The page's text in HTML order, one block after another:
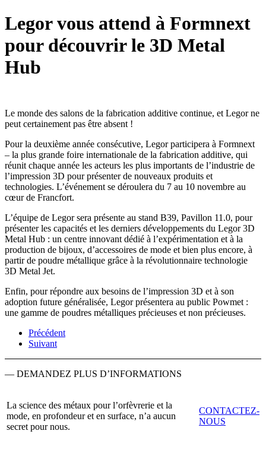
Legor vous attend à Formnext
pour découvrir le 3D Metal
Hub
Le monde des salons de la fabrication additive continue, et Legor ne
peut certainement pas être absent !
Pour la deuxième année consécutive, Legor participera à Formnext
– la plus grande foire internationale de la fabrication additive, qui
réunit chaque année les acteurs les plus importants de l’industrie de
l’impression 3D pour présenter de nouveaux produits et
technologies. L’événement se déroulera du 7 au 10 novembre au
cœur de Francfort.
L’équipe de Legor sera présente au stand B39, Pavillon 11.0, pour
présenter les capacités et les derniers développements du Legor 3D
Metal Hub : un centre innovant dédié à l’expérimentation et à la
production de bijoux, d’accessoires de mode et bien plus encore, à
partir de poudre métallique grâce à la révolutionnaire technologie
3D Metal Jet.
Enfin, pour répondre aux besoins de l’impression 3D et à son
adoption future généralisée, Legor présentera au public Powmet :
une gamme de poudres métalliques précieuses et non précieuses.
Précédent
Suivant
— DEMANDEZ PLUS D’INFORMATIONS
La science des métaux pour l’orfèvrerie et la
mode, en profondeur et en surface, n’a aucun
secret pour nous.
CONTACTEZ-
NOUS